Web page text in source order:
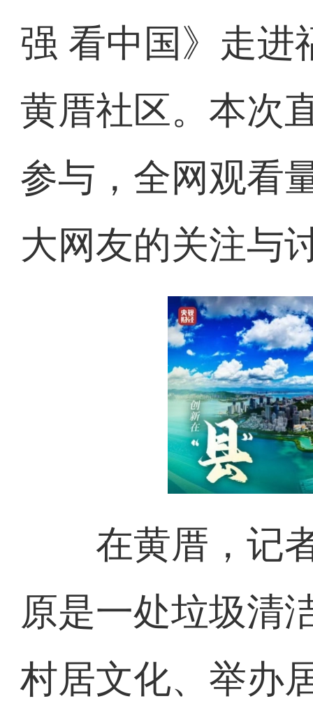
强 看中国》走进
黄厝社区。本次
参与，全网观看
大网友的关注与
在黄厝，记者
原是一处垃圾清
村居文化、举办